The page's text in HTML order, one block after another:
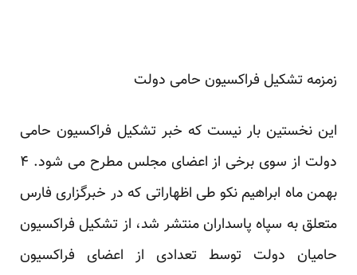
زمزمه تشکیل فراکسیون حامی دولت
این نخستین بار نیست که خبر تشکیل فراکسیون حامی
دولت از سوی برخی از اعضای مجلس مطرح می شود. ۴
بهمن ماه ابراهیم نکو طی اظهاراتی که در خبرگزاری فارس
متعلق به سپاه پاسداران منتشر شد، از تشکیل فراکسیون
حامیان دولت توسط تعدادی از اعضای فراکسیون